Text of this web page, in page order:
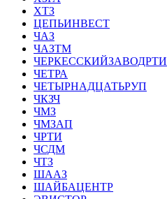
ХТЗ
ЦЕПЬИНВЕСТ
ЧАЗ
ЧАЗТМ
ЧЕРКЕССКИЙЗАВОДРТИ
ЧЕТРА
ЧЕТЫРНАДЦАТЬРУП
ЧКЗЧ
ЧМЗ
ЧМЗАП
ЧРТИ
ЧСДМ
ЧТЗ
ШААЗ
ШАЙБАЦЕНТР